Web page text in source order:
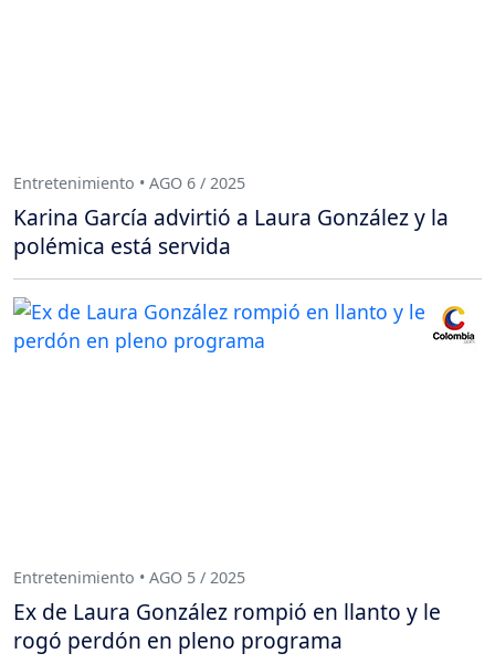
Entretenimiento • AGO 6 / 2025
Karina García advirtió a Laura González y la
polémica está servida
Entretenimiento • AGO 5 / 2025
Ex de Laura González rompió en llanto y le
rogó perdón en pleno programa